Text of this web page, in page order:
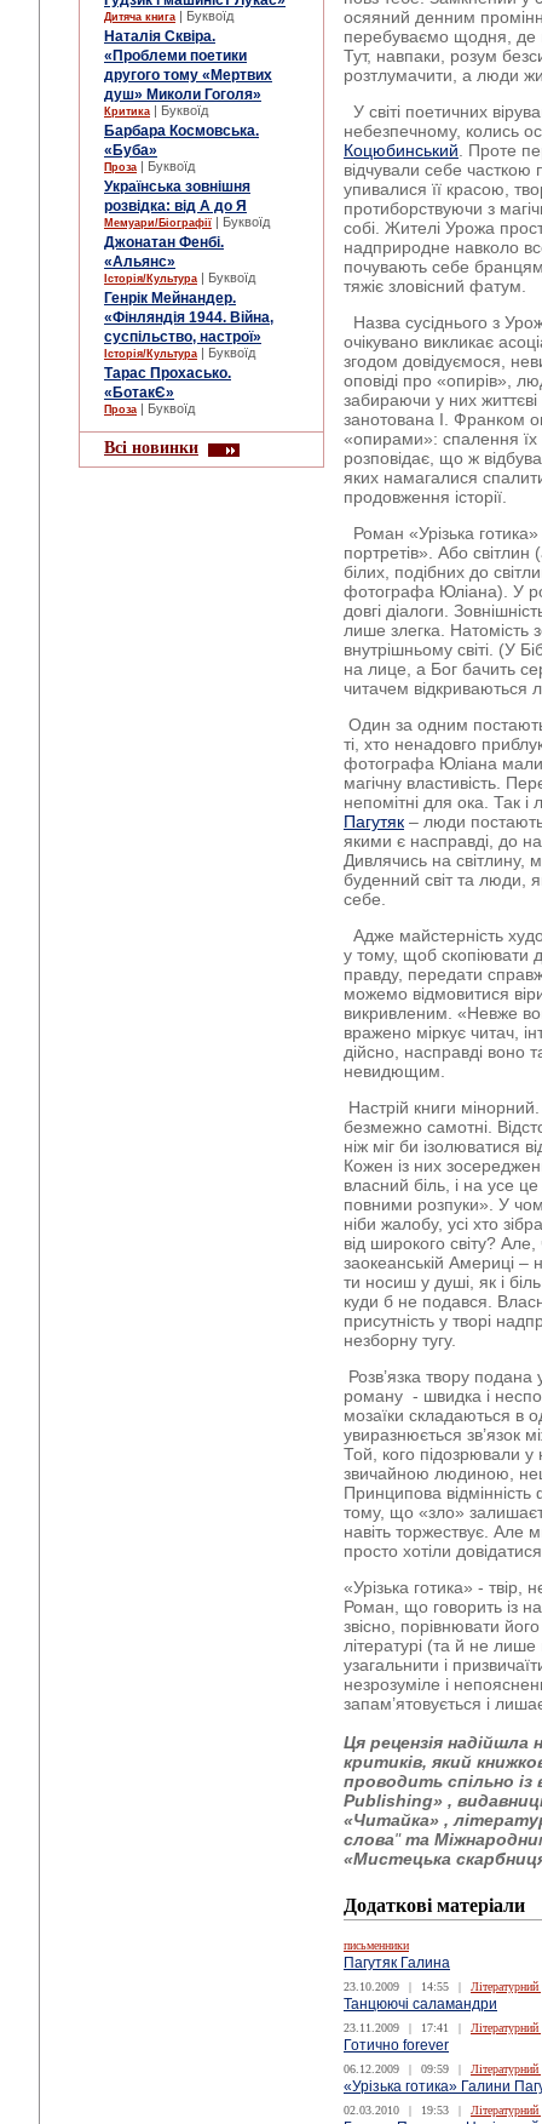
Дитяча книга | Буквоїд
Наталія Сквіра.
«Проблеми поетики
другого тому «Мертвих
душ» Миколи Гоголя»
Критика | Буквоїд
Барбара Космовська.
«Буба»
Проза | Буквоїд
Українська зовнішня
розвідка: від А до Я
Мемуари/Біографії | Буквоїд
Джонатан Фенбі.
«Альянс»
Історія/Культура | Буквоїд
Генрік Мейнандер.
«Фінляндія 1944. Війна,
суспільство, настрої»
Історія/Культура | Буквоїд
Тарас Прохасько.
«БотакЄ»
Проза | Буквоїд
Всі новинки
осяяний денним
перебуваємо щодня, де
Тут, навпаки, розум
розтлумачити, а люди
У світі поетичних
небезпечному, колись
Коцюбинський . Проте
відчували себе часткою
упивалися її красою,
протиборствуючи з
собі. Жителі Урожа
надприродне навколо
почувають себе
тяжіє зловісний фатум.
Назва сусіднього з
очікувано викликає
згодом довідуємося,
оповіді про «опирів»,
забираючи у них
занотована І. Франком
«опирами»: спалення їх
розповідає, що ж
яких намагалися
продовження історії.
Роман «Урізька
портретів». Або
білих, подібних до
фотографа Юліана). У
довгі діалоги.
лише злегка. Натомість
внутрішньому світі. (У
на лице, а Бог бачить
читачем відкриваються
Один за одним
ті, хто ненадовго
фотографа Юліана
магічну властивість.
непомітні для ока. Так і
Пагутяк – люди
якими є насправді, до
Дивлячись на
буденний світ та люди,
себе.
Адже майстерність
у тому, щоб скопіювати
правду, передати
можемо відмовитися
викривленим. «Невже
вражено міркує читач,
дійсно, насправді воно
невидющим.
Настрій книги
безмежно самотні.
ніж міг би ізолюватися
Кожен із них
власний біль, і на усе
повними розпуки». У
ніби жалобу, усі хто
від широкого світу?
заокеанській Америці
ти носиш у душі, як і
куди б не подався.
присутність у творі
незборну тугу.
Розв’язка твору
роману - швидка і
мозаїки складаються в
увиразнюється зв’язок
Той, кого підозрювали у
звичайною людиною,
Принципова відмінність
тому, що «зло»
навіть торжествує. Але
просто хотіли
«Урізька готика» - твір,
Роман, що говорить із
звісно, порівнювати
літературі (та й не
узагальнити і
незрозуміле і
запам’ятовується і
Ця рецензія надійшла
критиків, який
проводить спільно
Publishing» ,
«Читайка» ,
слова"та
«Мистецька
Додаткові матеріали
письменники
Пагутяк Галина
23.10.2009 | 14:55 |
Танцюючі саламандри
23.11.2009 | 17:41 |
Готично forever
06.12.2009 | 09:59 |
«Урізька готика» Галини
02.03.2010 | 19:53 |